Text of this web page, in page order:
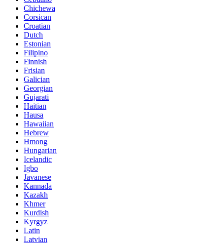
Chichewa
Corsican
Croatian
Dutch
Estonian
Filipino
Finnish
Frisian
Galician
Georgian
Gujarati
Haitian
Hausa
Hawaiian
Hebrew
Hmong
Hungarian
Icelandic
Igbo
Javanese
Kannada
Kazakh
Khmer
Kurdish
Kyrgyz
Latin
Latvian